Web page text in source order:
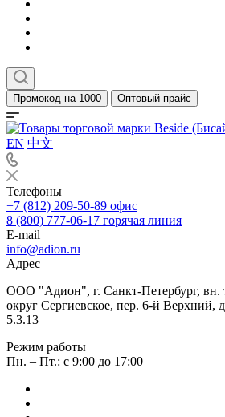
Промокод на 1000 Оптовый прайс
EN 中文
Телефоны
+7 (812) 209-50-89 офис
8 (800) 777-06-17 горячая линия
E-mail
info@adion.ru
Адрес
ООО "Адион", г. Санкт-Петербург, вн.
округ Сергиевское, пер. 6-й Верхний,
5.3.13
Режим работы
Пн. – Пт.: с 9:00 до 17:00